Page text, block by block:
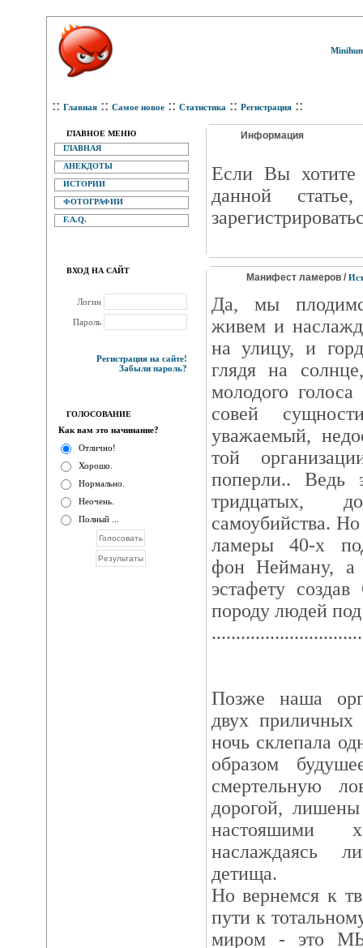
:: Главная :: Самое новое :: Статистика :: Регистрация ::
ГЛАВНОЕ МЕНЮ
ГЛАВНАЯ
АНЕКДОТЫ
ИСТОРИИ
ФОТОГРАФИИ
F.A.Q.
ВХОД НА САЙТ
Логин
Пароль
Регистрация на сайте!
Забыли пароль?
ГОЛОСОВАНИЕ
Как вам это начинание?
Отлично!
Хорошо.
Нормально.
Неочень.
Полный ...
Информация
Eсли Вы хотите
данной
Манифест ламеров /
Да, мы
живем и
на улицу, и
глядя на
молодого
совей
уважаемый,
той
поперли..
тридцатых,
самоубийства.
ламеры 40-х
фон Hейману, а
эстафету
породу людей
Позже наша
двух приличных
ночь склепала
образом
смертельную
дорогой,
настояшими
наслаждаясь
детища.
Hо вернемся к
пути к
миром - это